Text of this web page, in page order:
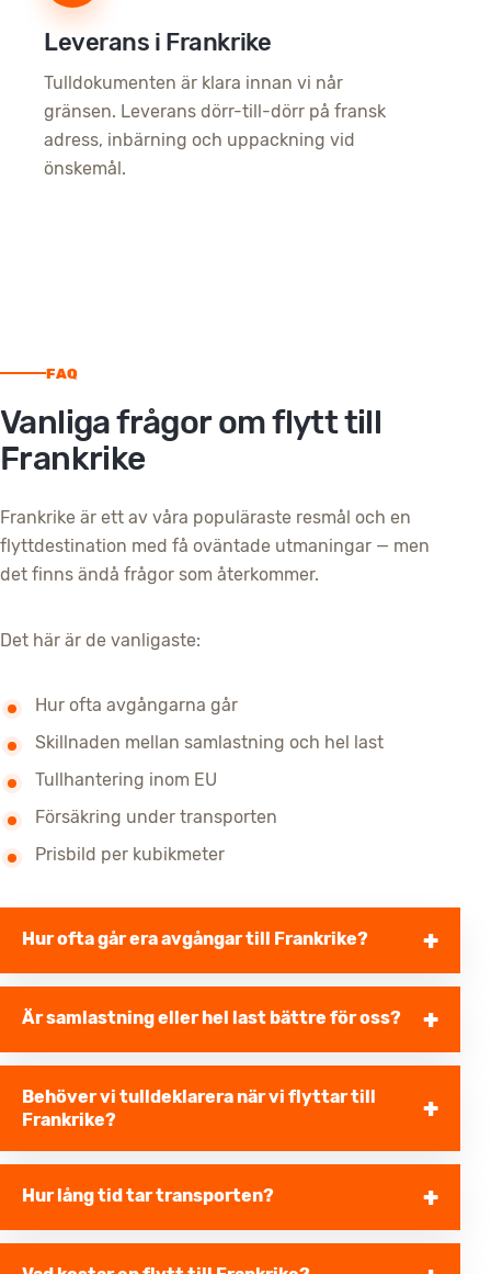
Leverans i Frankrike
Tulldokumenten är klara innan vi når
gränsen. Leverans dörr-till-dörr på fransk
adress, inbärning och uppackning vid
önskemål.
FAQ
Vanliga frågor om flytt till
Frankrike
Frankrike är ett av våra populäraste resmål och en
flyttdestination med få oväntade utmaningar — men
det finns ändå frågor som återkommer.
Det här är de vanligaste:
Hur ofta avgångarna går
Skillnaden mellan samlastning och hel last
Tullhantering inom EU
Försäkring under transporten
Prisbild per kubikmeter
Hur ofta går era avgångar till Frankrike?
Är samlastning eller hel last bättre för oss?
Behöver vi tulldeklarera när vi flyttar till
Frankrike?
Hur lång tid tar transporten?